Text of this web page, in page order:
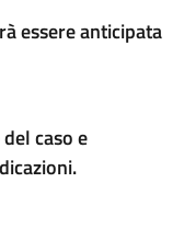
essere anticipata
caso e